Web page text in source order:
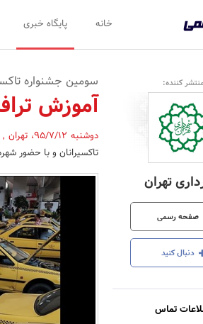
رسمی
-
اخبار
تایید
شده
شرکت‌ها،
سازمان‌ها
و
روابط
عمومی‌ها
خانه پایگاه خبری
منتشر کننده:
تهران
صفحه رسمی
دنبال کنید
تماس
سومین جشنواره
آموزش ترافیکی
دوشنبه 95/7/12 ، تهران ,
تاکسیرانان و با حضور